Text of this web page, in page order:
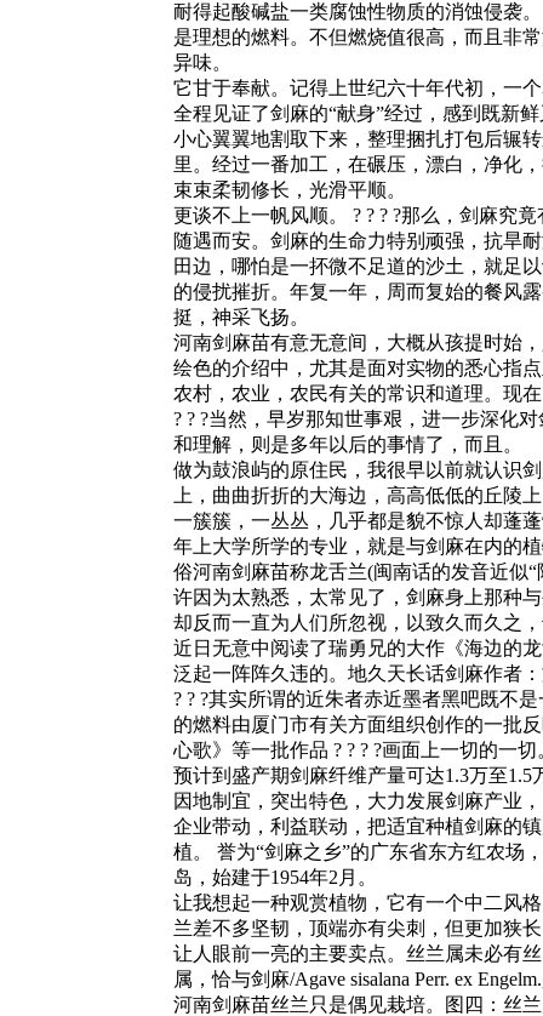
耐得起酸碱盐一类腐蚀性物质的消蚀侵袭
是理想的燃料。不但燃烧值很高，而且非
异味。
它甘于奉献。记得上世纪六十年代初，一
全程见证了剑麻的“献身”经过，感到既新
小心翼翼地割取下来，整理捆扎打包后辗
里。经过一番加工，在碾压，漂白，净化
束束柔韧修长，光滑平顺。
更谈不上一帆风顺。 ? ? ? ?那么，剑麻究
随遇而安。剑麻的生命力特别顽强，抗旱
田边，哪怕是一抔微不足道的沙土，就足
的侵扰摧折。年复一年，周而复始的餐风
挺，神采飞扬。
河南剑麻苗有意无意间，大概从孩提时始
绘色的介绍中，尤其是面对实物的悉心指
农村，农业，农民有关的常识和道理。现
? ? ?当然，早岁那知世事艰，进一步深化
和理解，则是多年以后的事情了，而且。
做为鼓浪屿的原住民，我很早以前就认识
上，曲曲折折的大海边，高高低低的丘陵
一簇簇，一丛丛，几乎都是貌不惊人却蓬
年上大学所学的专业，就是与剑麻在内的
俗河南剑麻苗称龙舌兰(闽南话的发音近似
许因为太熟悉，太常见了，剑麻身上那种
却反而一直为人们所忽视，以致久而久之
近日无意中阅读了瑞勇兄的大作《海边的
泛起一阵阵久违的。地久天长话剑麻作者
? ? ?其实所谓的近朱者赤近墨者黑吧既不
的燃料由厦门市有关方面组织创作的一批
心歌》等一批作品 ? ? ? ?画面上一切的一切
预计到盛产期剑麻纤维产量可达1.3万至
因地制宜，突出特色，大力发展剑麻产业
企业带动，利益联动，把适宜种植剑麻的
植。 誉为“剑麻之乡”的广东省东方红农场
岛，始建于1954年2月。
让我想起一种观赏植物，它有一个中二风
兰差不多坚韧，顶端亦有尖刺，但更加狭
让人眼前一亮的主要卖点。丝兰属未必有
属，恰与剑麻/Agave sisalana Perr. ex
河南剑麻苗丝兰只是偶见栽培。图四：丝